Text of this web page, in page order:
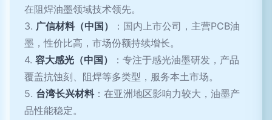
在阻焊油墨领域技术领先。
3. 广信材料（中国）
：国内上市公司，主营PCB油
墨，性价比高，市场份额持续增长。
4. 容大感光（中国）
：专注于感光油墨研发，产品
覆盖抗蚀刻、阻焊等多类型，服务本土市场。
5. 台湾长兴材料：在亚洲地区影响力较大，油墨产
品性能稳定。